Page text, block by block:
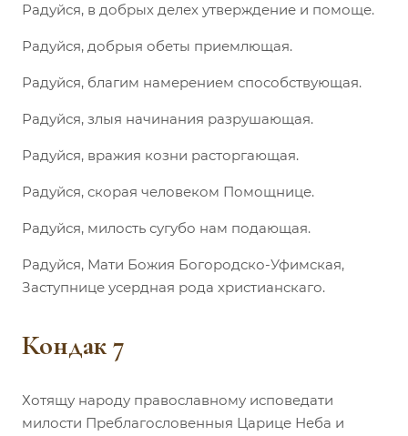
Радуйся, в добрых делех утверждение и помоще.
Радуйся, добрыя обеты приемлющая.
Радуйся, благим намерением способствующая.
Радуйся, злыя начинания разрушающая.
Радуйся, вражия козни расторгающая.
Радуйся, скорая человеком Помощнице.
Радуйся, милость сугубо нам подающая.
Радуйся, Мати Божия Богородско-Уфимская,
Заступнице усердная рода христианскаго.
Кондак 7
Хотящу народу православному исповедати
милости Преблагословенныя Царице Неба и